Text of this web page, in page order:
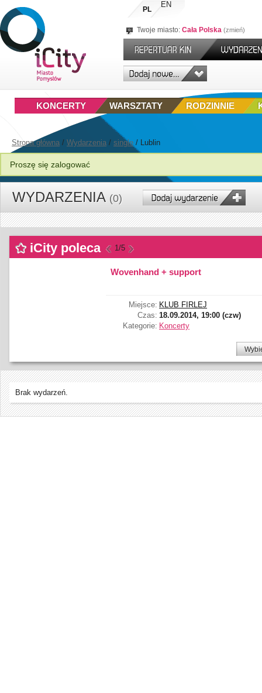
PL
EN
Twoje miasto: Cała Polska zmień
RODZINNIE
WARSZTATY
KONCERTY
Strona główna / Wydarzenia / single / Lublin
Proszę się zalogować
WYDARZENIA (0)
iCity poleca
Wovenhand + support
Miejsce: KLUB FIRLEJ
Czas: 18.09.2014, 19:00 (czw)
Kategorie: Koncerty
1/5
Brak wydarzeń.